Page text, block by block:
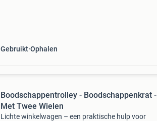
Gebruikt Ophalen
Boodschappentrolley - Boodschappenkrat -
Met Twee Wielen
Lichte winkelwagen – een praktische hulp voor